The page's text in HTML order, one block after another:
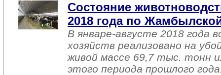
Состояние
2018 года по
В январе-августе 2018 года
хозяйств реализовано на
живой массе 69,7 тыс. тонн
этого периода прошлого